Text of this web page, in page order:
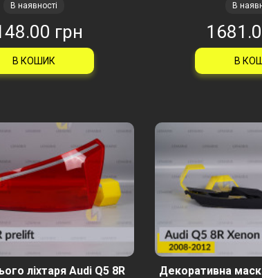
В наявності
грн
В КОШИК
В
В
ліхтаря Audi Q5 8R
Декоративна